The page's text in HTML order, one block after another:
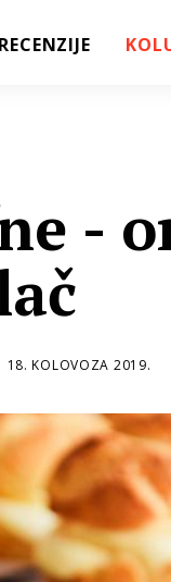
RECENZIJE
-
18. KOLOVOZA 2019.